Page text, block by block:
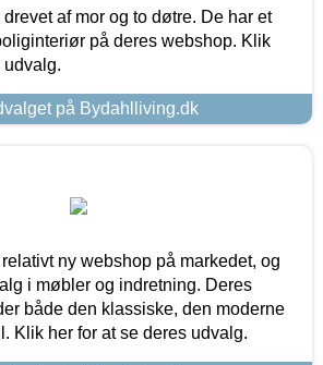
af mor og to døtre. De har et
på deres webshop. Klik
udvalg.
på Bydahlliving.dk
ny webshop på markedet, og
i møbler og indretning. Deres
både den klassiske, den moderne
Klik her for at se deres udvalg.